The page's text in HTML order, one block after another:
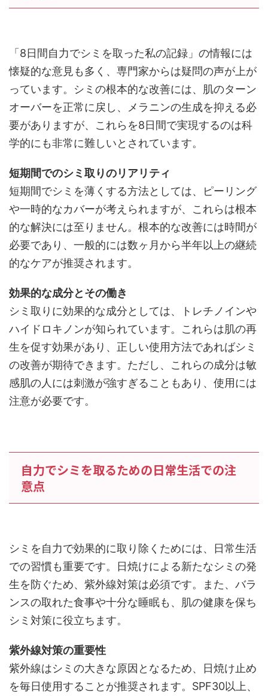
「8日間自力でシミを取った私の記録」の情報には
懐疑的な意見も多く、専門家からは疑問の声が上が
っています。シミの根本的な改善には、肌のターン
オーバーを正常に戻し、メラニンの生成を抑える必
要がありますが、これらを8日間で実現するのは科
学的にも非常に難しいとされています。
短期間でのシミ取りのリアリティ
短期間でシミを薄くする方法としては、ピーリング
や一時的なカバーが考えられますが、これらは根本
的な解決には至りません。根本的な改善には時間が
必要であり、一般的には数ヶ月から半年以上の継続
的なケアが推奨されます。
効果的な成分とその働き
シミ取りに効果的な成分としては、トレチノインや
ハイドロキノンが知られています。これらは肌の再
生を促す効果があり、正しい使用方法であればシミ
の改善が期待できます。ただし、これらの成分は敏
感肌の人には刺激が強すぎることもあり、使用には
注意が必要です。
自力でシミを取るための日常生活での注
意点
シミを自力で効果的に取り除くためには、日常生活
での習慣も重要です。日焼けによる新たなシミの発
生を防ぐため、紫外線対策は必須です。また、バラ
ンスの取れた食事や十分な睡眠も、肌の健康を保ち
シミ対策に役立ちます。
紫外線対策の重要性
紫外線はシミの大きな原因となるため、日焼け止め
を毎日使用することが推奨されます。SPF30以上、